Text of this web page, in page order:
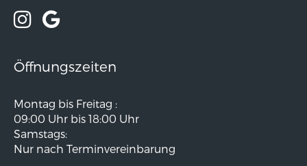
Öffnungszeiten
Montag bis Freitag :
09:00 Uhr bis 18:00 Uhr
Samstags:
Nur nach Terminvereinbarung